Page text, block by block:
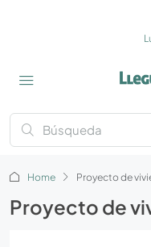
Home Proyecto de
Proyecto de